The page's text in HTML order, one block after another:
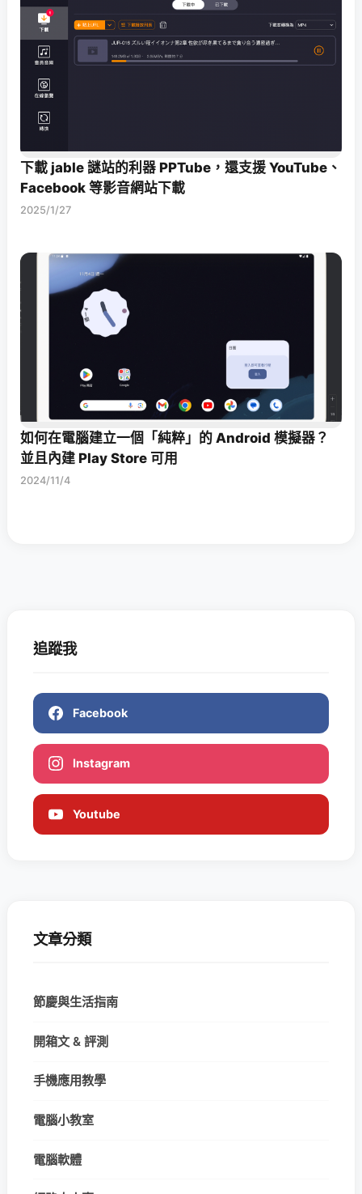
下載 jable 謎站的利器 PPTube，還支援 YouTube、
Facebook 等影音網站下載
2025/1/27
如何在電腦建立一個「純粹」的 Android 模擬器？
並且內建 Play Store 可用
2024/11/4
追蹤我
Facebook
Instagram
Youtube
文章分類
節慶與生活指南
開箱文 & 評測
手機應用教學
電腦小教室
電腦軟體